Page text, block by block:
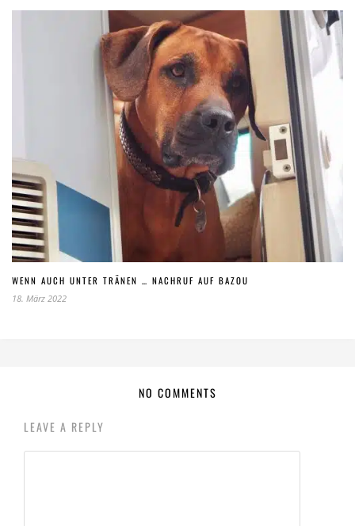
WENN AUCH UNTER TRÄNEN … NACHRUF AUF BAZOU
18. März 2022
NO COMMENTS
LEAVE A REPLY